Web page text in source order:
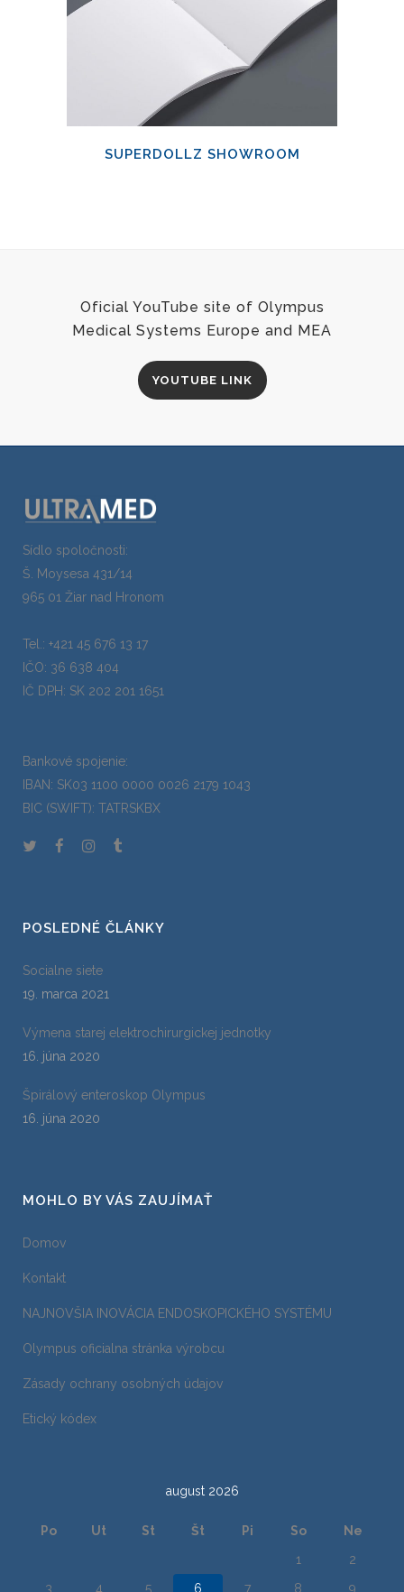
SUPERDOLLZ SHOWROOM
Oficial YouTube site of Olympus
Medical Systems Europe and MEA
YOUTUBE LINK
Sídlo spoločnosti:
Š. Moysesa 431/14
965 01 Žiar nad Hronom
Tel.: +421 45 676 13 17
IČO: 36 638 404
IČ DPH: SK 202 201 1651
Bankové spojenie:
IBAN: SK03 1100 0000 0026 2179 1043
BIC (SWIFT): TATRSKBX
POSLEDNÉ ČLÁNKY
Socialne siete
19. marca 2021
Výmena starej elektrochirurgickej jednotky
16. júna 2020
Špirálový enteroskop Olympus
16. júna 2020
MOHLO BY VÁS ZAUJÍMAŤ
Domov
Kontakt
NAJNOVŠIA INOVÁCIA ENDOSKOPICKÉHO SYSTÉMU
Olympus oficialna stránka výrobcu
Zásady ochrany osobných údajov
Etický kódex
august 2026
Po Ut St Št Pi So
Ne
1
2
3
4 5 6 7 8 9